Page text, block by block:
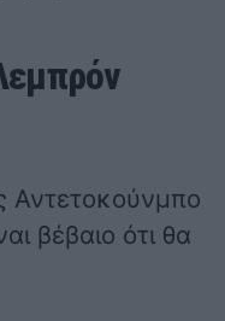
Αντετοκούνμπο
βέβαιο ότι θα